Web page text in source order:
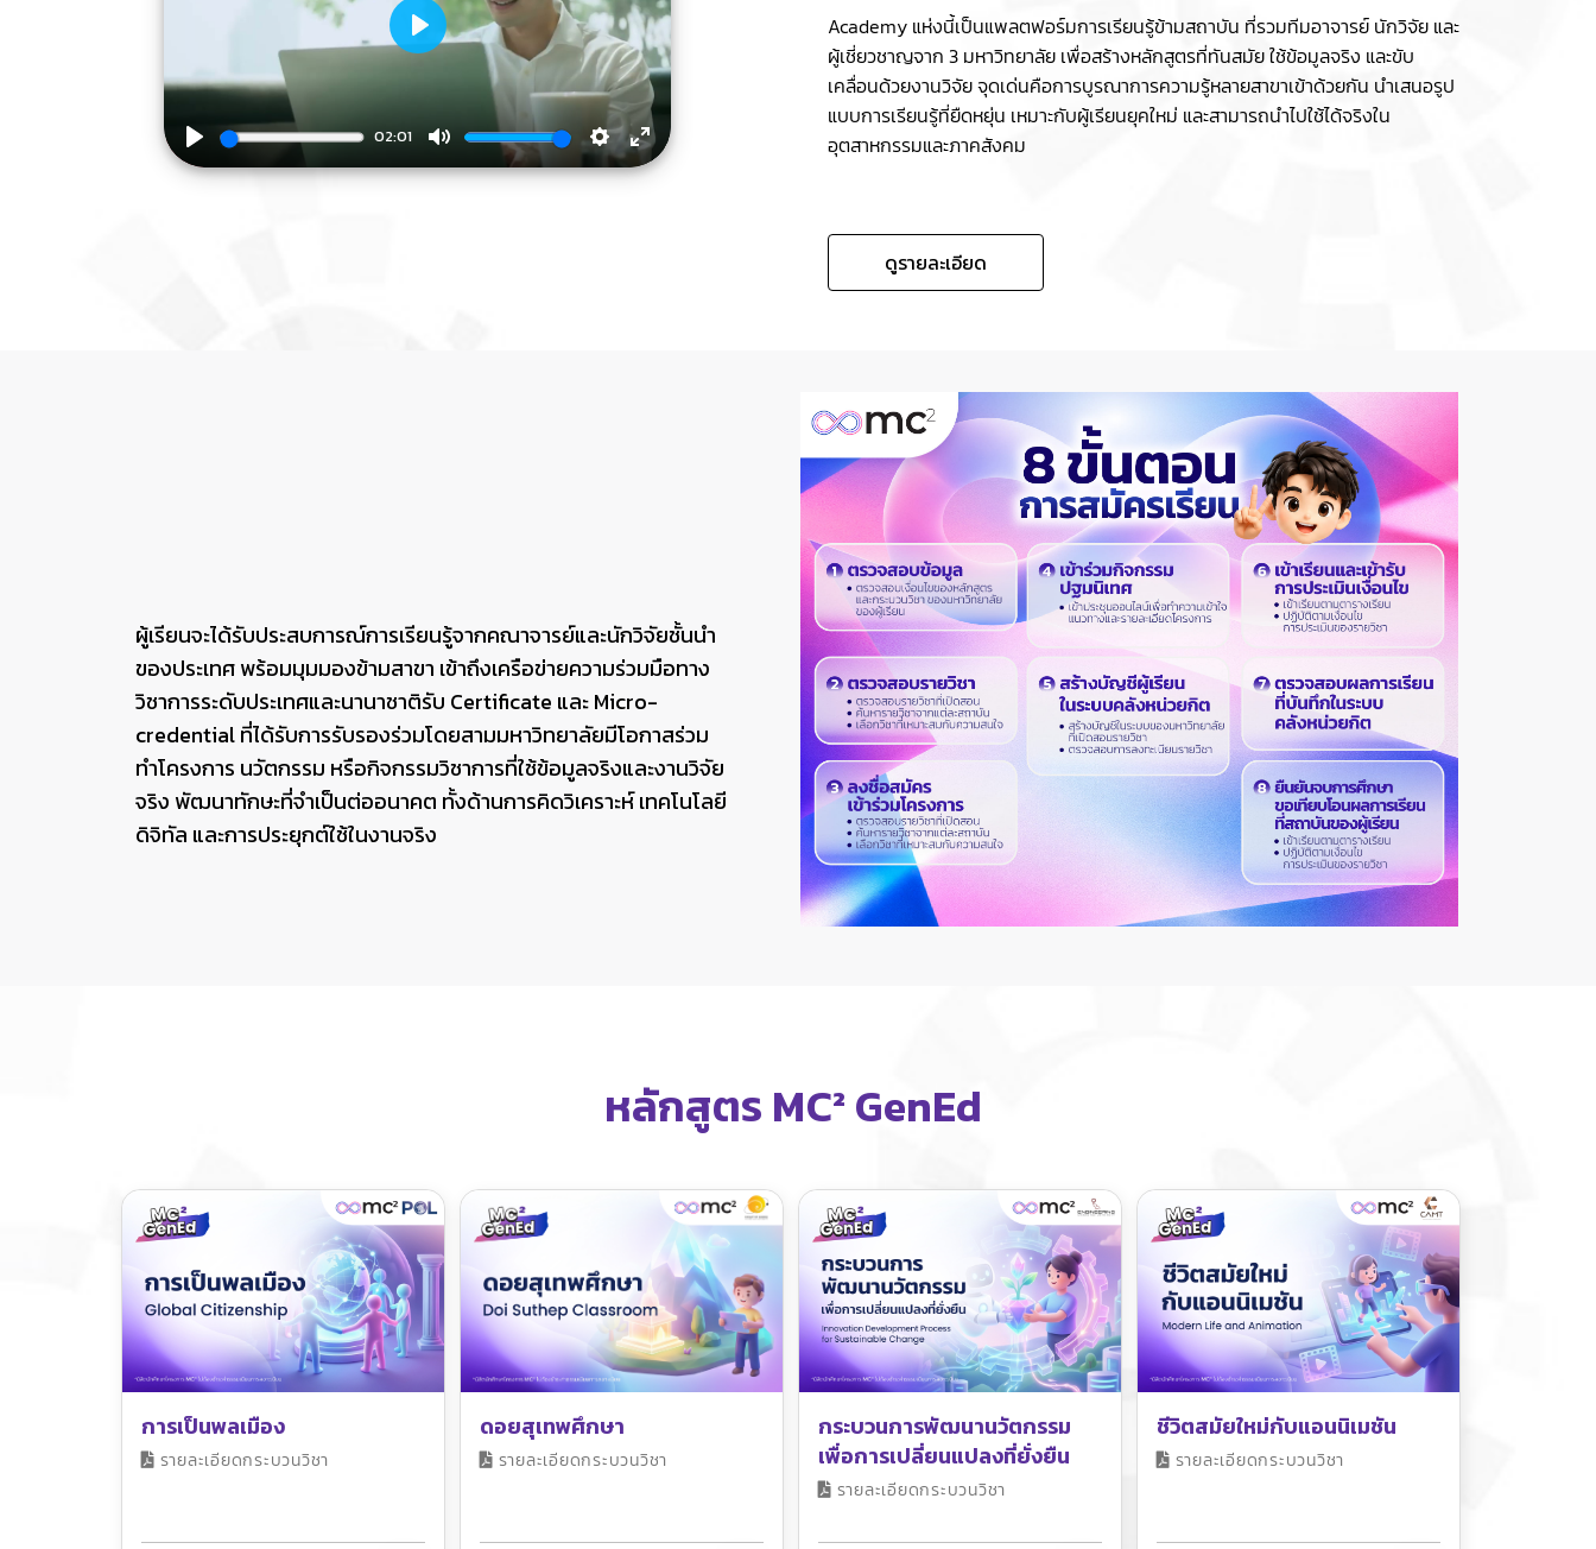
Play
02:01
Mute Settings
Enter
Play
Academy แห่งนี้เป็นแพลตฟอร์มการเรียนรู้ข้ามสถาบัน ที่รวมทีมอาจารย์ นักวิจัย และ
ผู้เชี่ยวชาญจาก 3 มหาวิทยาลัย เพื่อสร้างหลักสูตรที่ทันสมัย ใช้ข้อมูลจริง และขับ
เคลื่อนด้วยงานวิจัย จุดเด่นคือการบูรณาการความรู้หลายสาขาเข้าด้วยกัน นำเสนอรูป
แบบการเรียนรู้ที่ยืดหยุ่น เหมาะกับผู้เรียนยุคใหม่ และสามารถนำไปใช้ได้จริงใน
อุตสาหกรรมและภาคสังคม
ดูรายละเอียด
ผู้เรียนจะได้รับประสบการณ์การเรียนรู้จากคณาจารย์และนักวิจัยชั้นนำ
ของประเทศ พร้อมมุมมองข้ามสาขา เข้าถึงเครือข่ายความร่วมมือทาง
วิชาการระดับประเทศและนานาชาติรับ Certificate และ Micro-
credential ที่ได้รับการรับรองร่วมโดยสามมหาวิทยาลัยมีโอกาสร่วม
ทำโครงการ นวัตกรรม หรือกิจกรรมวิชาการที่ใช้ข้อมูลจริงและงานวิจัย
จริง พัฒนาทักษะที่จำเป็นต่ออนาคต ทั้งด้านการคิดวิเคราะห์ เทคโนโลยี
ดิจิทัล และการประยุกต์ใช้ในงานจริง
หลักสูตร MC² GenEd
การเป็นพลเมือง
รายละเอียดกระบวนวิชา
ดอยสุเทพศึกษา
รายละเอียดกระบวนวิชา
กระบวนการพัฒนานวัตกรรม
เพื่อการเปลี่ยนแปลงที่ยั่งยืน
รายละเอียดกระบวนวิชา
ชีวิตสมัยใหม่กับแอนนิเมชัน
รายละเอียดกระบวนวิชา